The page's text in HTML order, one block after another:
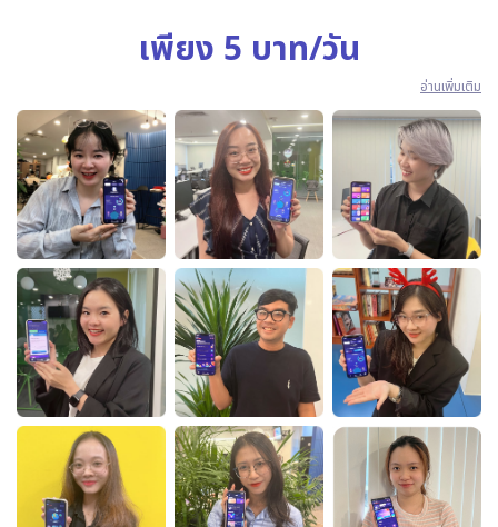
เพียง 5 บาท/วัน
อ่านเพิ่มเติม